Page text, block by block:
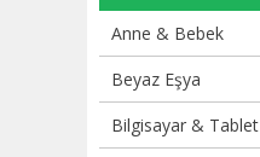
Anne & Bebek
Beyaz Eşya
Bilgisayar & Tablet